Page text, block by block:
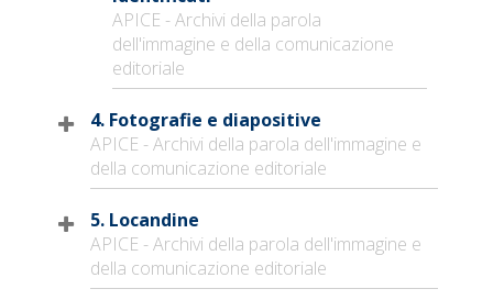
APICE - Archivi della parola
dell'immagine e della comunicazione
editoriale
4. Fotografie e diapositive
APICE - Archivi della parola dell'immagine e
della comunicazione editoriale
5. Locandine
APICE - Archivi della parola dell'immagine e
della comunicazione editoriale